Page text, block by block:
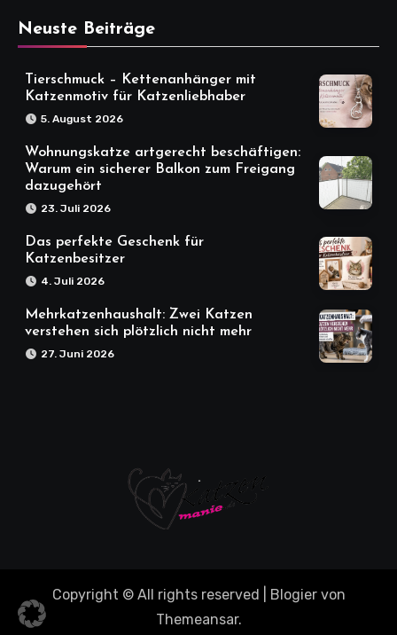
Neuste Beiträge
Tierschmuck – Kettenanhänger mit
Katzenmotiv für Katzenliebhaber
5. August 2026
Wohnungskatze artgerecht beschäftigen:
Warum ein sicherer Balkon zum Freigang
dazugehört
23. Juli 2026
Das perfekte Geschenk für
Katzenbesitzer
4. Juli 2026
Mehrkatzenhaushalt: Zwei Katzen
verstehen sich plötzlich nicht mehr
27. Juni 2026
Copyright © All rights reserved Blogiervon
Themeansar.